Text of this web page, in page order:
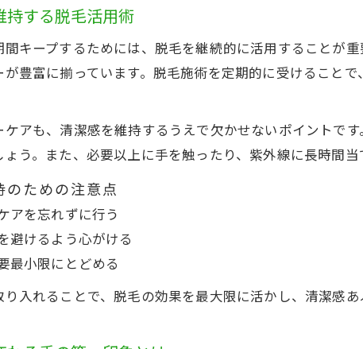
持する脱毛活用術
キープするためには、脱毛を継続的に活用することが
豊富に揃っています。脱毛施術を定期的に受けること
アも、清潔感を維持するうえで欠かせないポイントで
う。また、必要以上に手を触ったり、紫外線に長時間当
のための注意点
アを忘れずに行う
避けるよう心がける
最小限にとどめる
入れることで、脱毛の効果を最大限に活かし、清潔感あ